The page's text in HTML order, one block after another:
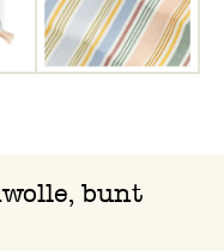
bunt
ohne Kommentar